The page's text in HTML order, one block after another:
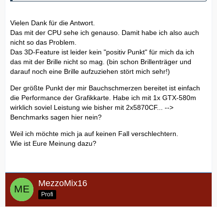
Vielen Dank für die Antwort.
Das mit der CPU sehe ich genauso. Damit habe ich also auch
nicht so das Problem.
Das 3D-Feature ist leider kein "positiv Punkt" für mich da ich
das mit der Brille nicht so mag. (bin schon Brillenträger und
darauf noch eine Brille aufzuziehen stört mich sehr!)
Der größte Punkt der mir Bauchschmerzen bereitet ist einfach
die Performance der Grafikkarte. Habe ich mit 1x GTX-580m
wirklich soviel Leistung wie bisher mit 2x5870CF... -->
Benchmarks sagen hier nein?
Weil ich möchte mich ja auf keinen Fall verschlechtern.
Wie ist Eure Meinung dazu?
MezzoMix16
Profi